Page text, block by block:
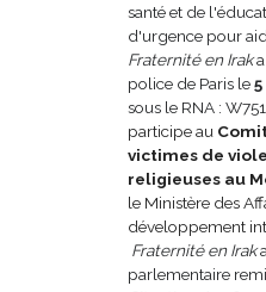
santé et de
d'urgence pour
Fraternité en Iraka
police de Paris le
sous le RNA :
participe au
victimes de
religieuses au
le Ministère des
développement
Fraternité en Irak
parlementaire